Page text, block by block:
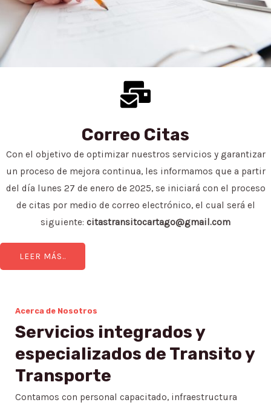
Nuevo horario de atención Siett Cartago
Lunes a Viernes
Correo Citas
Con el objetivo de optimizar nuestros servicios y garantizar
un proceso de mejora continua, les informamos que a partir
del día lunes 27 de enero de 2025, se iniciará con el proceso
de citas por medio de correo electrónico, el cual será el
siguiente: citastransitocartago@gmail.com
LEER MÁS..
Acerca de Nosotros
Servicios integrados y
especializados de Transito y
Transporte
Contamos con personal capacitado, infraestructura